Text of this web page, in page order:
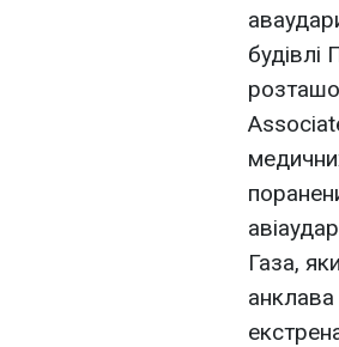
будівлі
Газа,